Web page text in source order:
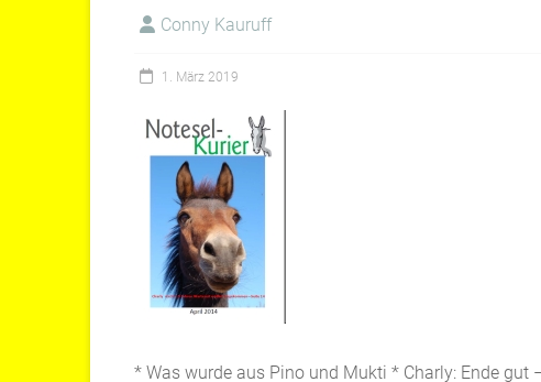
Conny Kauruff
1. März 2019
* Was wurde aus Pino und Mukti * Charly: Ende gut